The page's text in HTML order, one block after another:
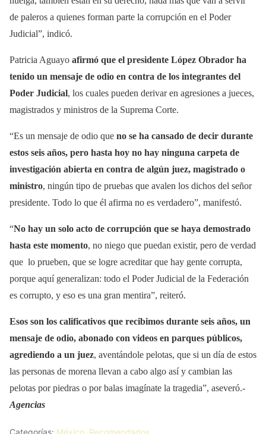
de paleros a quienes forman parte la corrupción en el Poder
Judicial”, indicó.
Patricia Aguayo afirmó que el presidente López Obrador ha
tenido un mensaje de odio en contra de los integrantes del
Poder Judicial, los cuales pueden derivar en agresiones a jueces,
magistrados y ministros de la Suprema Corte.
“Es un mensaje de odio que no se ha cansado de decir durante
estos seis años, pero hasta hoy no hay ninguna carpeta de
investigación abierta en contra de algún juez, magistrado o
ministro, ningún tipo de pruebas que avalen los dichos del señor
presidente. Todo lo que él afirma no es verdadero”, manifestó.
“No hay un solo acto de corrupción que se haya demostrado
hasta este momento, no niego que puedan existir, pero de verdad
que lo prueben, que se logre acreditar que hay gente corrupta,
porque aquí generalizan: todo el Poder Judicial de la Federación
es corrupto, y eso es una gran mentira”, reiteró.
Esos son los calificativos que recibimos durante seis años, un
mensaje de odio, abonado con videos en parques públicos,
agrediendo a un juez, aventándole pelotas, que si un día de estos
las personas de morena llevan a cabo algo así y cambian las
pelotas por piedras o por balas imagínate la tragedia”, aseveró.-
Agencias
Categorías: México Recomendados